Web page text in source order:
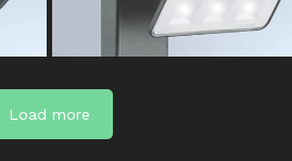
Load more